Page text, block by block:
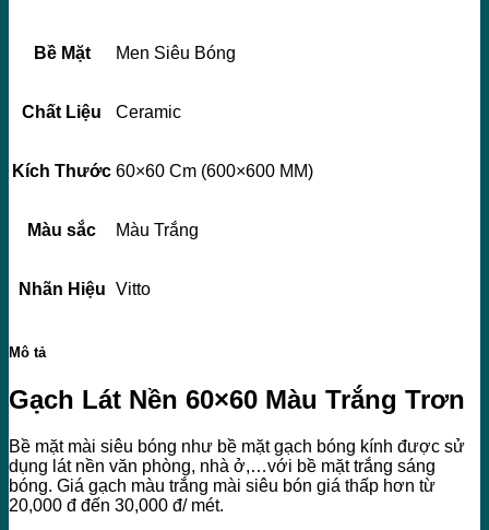
Bề Mặt Men Siêu Bóng
Chất Liệu Ceramic
Kích Thước 60×60 Cm (600×600 MM)
Màu sắc Màu Trắng
Nhãn Hiệu Vitto
Mô tả
Gạch Lát Nền 60×60 Màu Trắng Trơn
Bề mặt mài siêu bóng như bề mặt gạch bóng kính được sử
dụng lát nền văn phòng, nhà ở,…với bề mặt trắng sáng
bóng. Giá gạch màu trắng mài siêu bón giá thấp hơn từ
20,000 đ đến 30,000 đ/ mét.